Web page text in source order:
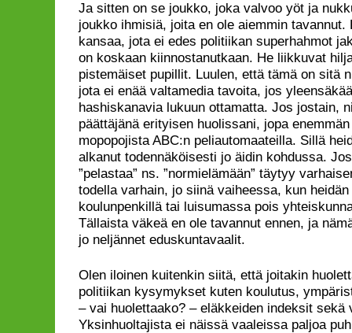
Ja sitten on se joukko, joka valvoo yöt ja
joukko ihmisiä, joita en ole aiemmin tavannut.
kansaa, jota ei edes politiikan superhahmot
on koskaan kiinnostanutkaan. He liikkuvat
pistemäiset pupillit. Luulen, että tämä on sitä
jota ei enää valtamedia tavoita, jos
hashiskanavia lukuun ottamatta. Jos jostain,
päättäjänä erityisen huolissani, jopa
mopopojista ABC:n peliautomaateilla. Sillä
alkanut todennäköisesti jo äidin kohdussa.
”pelastaa” ns. ”normielämään” täytyy
todella varhain, jo siinä vaiheessa, kun
koulunpenkillä tai luisumassa pois
Tällaista väkeä en ole tavannut ennen, ja
jo neljännet eduskuntavaalit.
Olen iloinen kuitenkin siitä, että joitakin
politiikan kysymykset kuten koulutus,
– vai huolettaako? – eläkkeiden indeksit sekä
Yksinhuoltajista ei näissä vaaleissa paljoa